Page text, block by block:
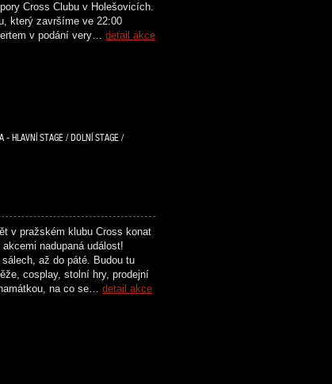
Cross Clubu v Holešovicích.
který završíme ve 22:00
v podání very… detail akce
- HLAVNÍ STAGE / DOLNÍ STAGE /
v pražském klubu Cross konat
nadupaná událost!
až do páté. Budou tu
cosplay, stolní hry, prodejní
na co se… detail akce